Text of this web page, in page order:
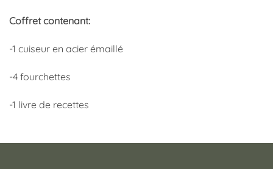
Coffret contenant:
-1 cuiseur en acier émaillé
-4 fourchettes
-1 livre de recettes